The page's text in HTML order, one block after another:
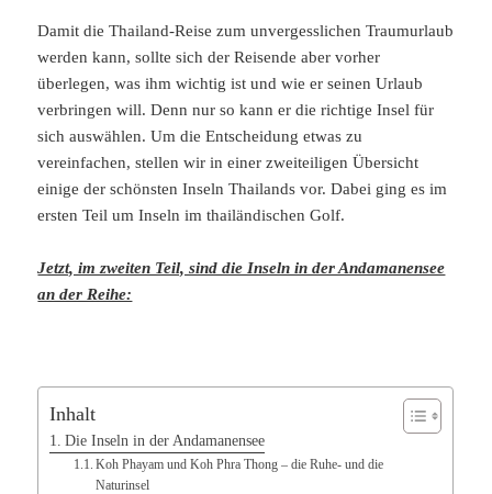
Damit die Thailand-Reise zum unvergesslichen Traumurlaub
werden kann, sollte sich der Reisende aber vorher
überlegen, was ihm wichtig ist und wie er seinen Urlaub
verbringen will. Denn nur so kann er die richtige Insel für
sich auswählen. Um die Entscheidung etwas zu
vereinfachen, stellen wir in einer zweiteiligen Übersicht
einige der schönsten Inseln Thailands vor. Dabei ging es im
ersten Teil um Inseln im thailändischen Golf.
Jetzt, im zweiten Teil, sind die Inseln in der Andamanensee
an der Reihe:
Inhalt
Die Inseln in der Andamanensee
Koh Phayam und Koh Phra Thong – die Ruhe- und die
Naturinsel